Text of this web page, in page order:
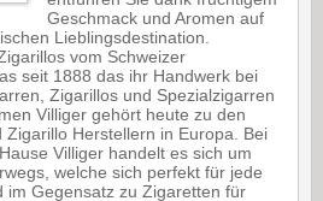
Geschmack und Aromen auf
Lieblingsdestination.
vom Schweizer
seit 1888 das ihr Handwerk bei
Zigarillos und Spezialzigarren
Villiger gehört heute zu den
Herstellern in Europa. Bei
Villiger handelt es sich um
welche sich perfekt für jede
im Gegensatz zu Zigaretten für